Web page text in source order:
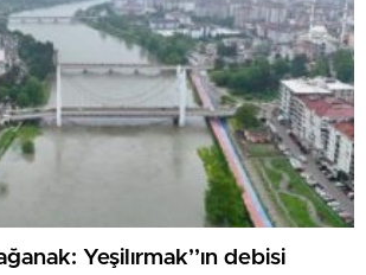
Yeşilırmak’’ın debisi